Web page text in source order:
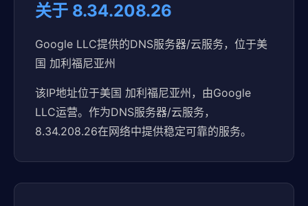
关于 8.34.208.26
Google LLC提供的DNS服务器/云服务，位于美
国 加利福尼亚州
该IP地址位于美国 加利福尼亚州，由Google
LLC运营。作为DNS服务器/云服务，
8.34.208.26在网络中提供稳定可靠的服务。